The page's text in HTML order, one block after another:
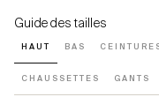
Guide des tailles
HAUT BAS
CHAUSSETTES GANTS